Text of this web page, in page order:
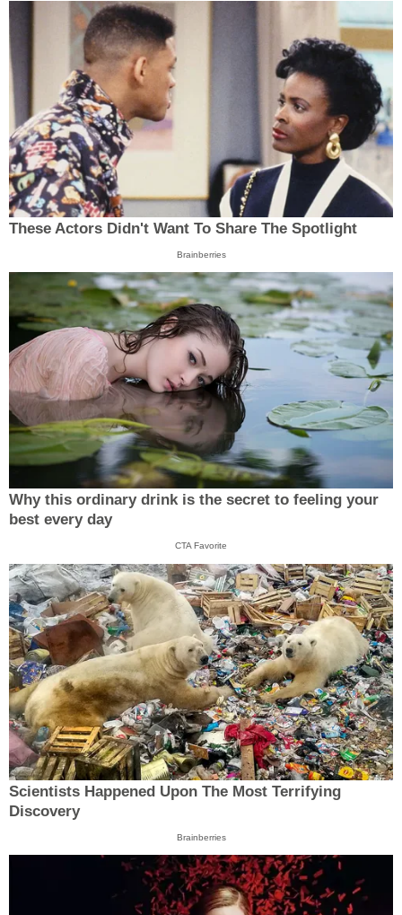
These Actors Didn't Want To Share The Spotlight
Brainberries
Why this ordinary drink is the secret to feeling your
best every day
CTA Favorite
Scientists Happened Upon The Most Terrifying
Discovery
Brainberries